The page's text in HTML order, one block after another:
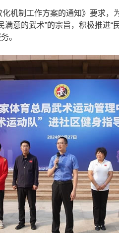
制工作方案的通知》要求，
意的武术”的宗旨，积极推进
。